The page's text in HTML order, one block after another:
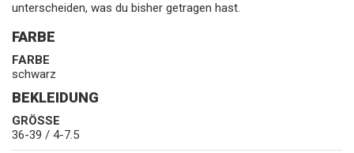
unterscheiden, was du bisher getragen hast.
FARBE
FARBE
schwarz
BEKLEIDUNG
GRÖSSE
36-39 / 4-7.5